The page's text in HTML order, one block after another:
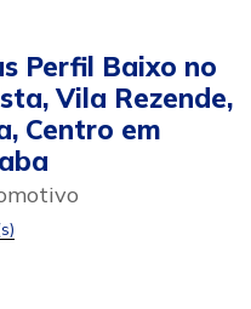
Perfil Baixo no
Vila Rezende,
Centro em